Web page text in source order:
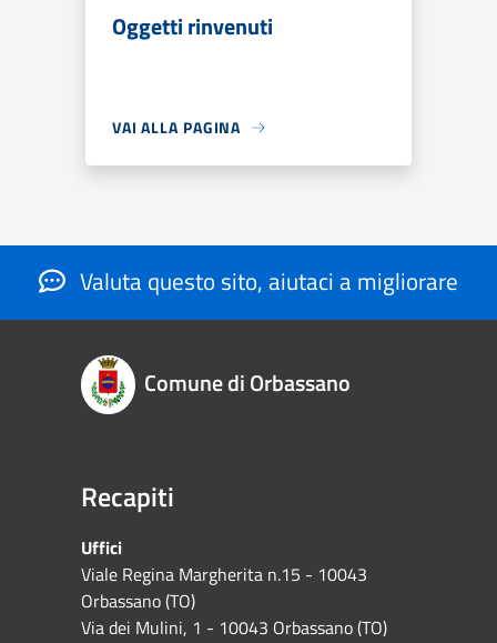
Oggetti rinvenuti
VAI ALLA PAGINA
Valuta questo sito, aiutaci a migliorare
Comune di Orbassano
Recapiti
Uffici
Viale Regina Margherita n.15 - 10043
Orbassano (TO)
Via dei Mulini, 1 - 10043 Orbassano (TO)